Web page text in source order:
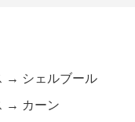
→ シェルブール
→ カーン